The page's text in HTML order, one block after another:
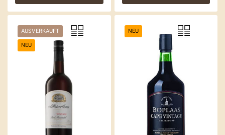
AUSVERKAUFT
NEU
NEU